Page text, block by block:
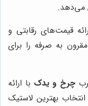
می‌دهد.
قیمت‌های رقابتی و
به صرفه را برای
چرخ و یدک با ارائه
بهترین لاستیک